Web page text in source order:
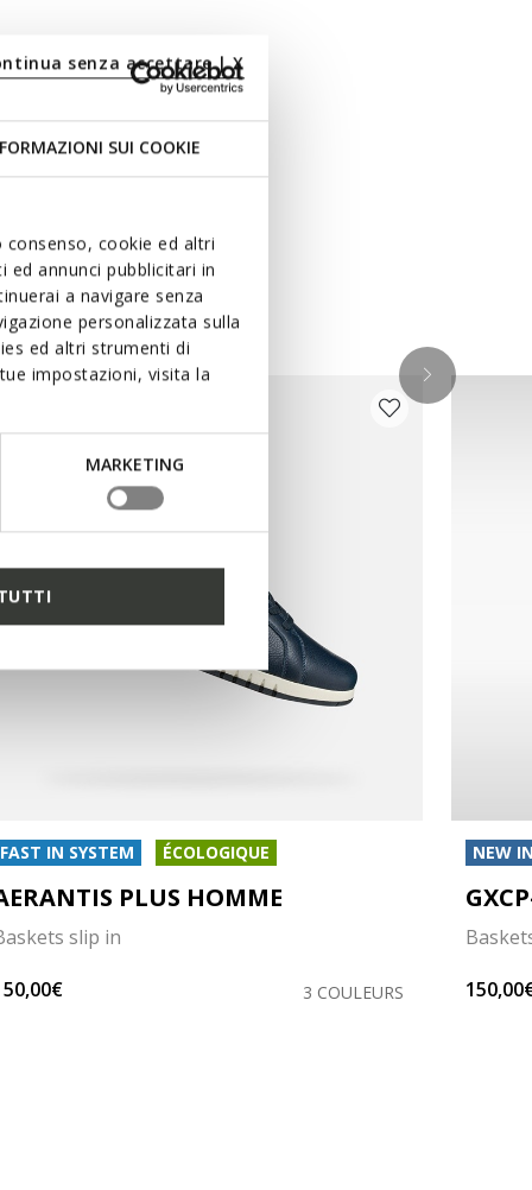
SUI COOKIE
cookie ed altri
annunci pubblicitari in
a navigare senza
personalizzata sulla
ed altri strumenti di
impostazioni, visita la
MARKETING
senza accettare | X
FAST IN SYSTEM ÉCOLOGIQUE
PLUS HOMME
slip in
3 COULEURS
NEW